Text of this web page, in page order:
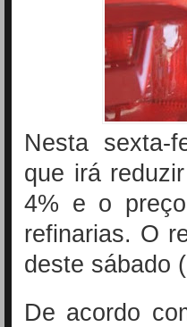
Nesta sexta-
que irá
4% e o
refinarias. O
deste sábado
De acordo